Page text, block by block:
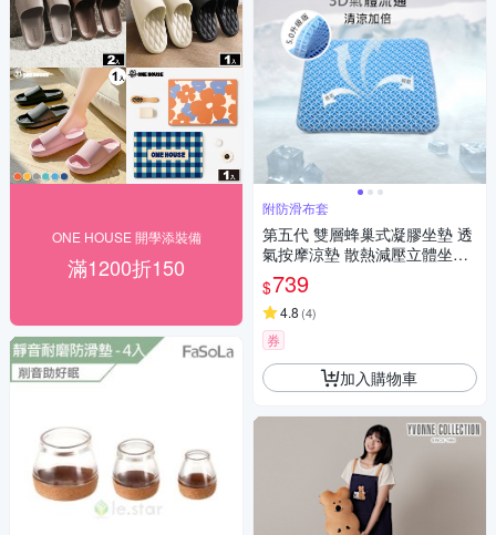
ONE HOUSE 開學添裝備
滿1200折150
附防滑布套
第五代 雙層蜂巢式凝膠坐墊 透
氣按摩涼墊 散熱減壓立體坐墊
(買1送1)
$739
4.8 (4)
券
加入購物車